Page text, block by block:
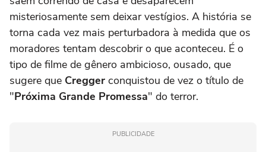
misteriosamente sem deixar vestígios. A história se
torna cada vez mais perturbadora à medida que os
moradores tentam descobrir o que aconteceu. É o
tipo de filme de gênero ambicioso, ousado, que
sugere que Cregger conquistou de vez o título de
"Próxima Grande Promessa" do terror.
PUBLICIDADE